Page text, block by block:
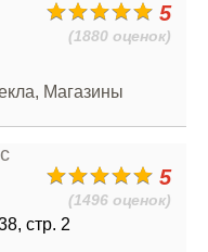
5
(1880 оценок)
Магазины
5
(1496 оценок)
стр. 2